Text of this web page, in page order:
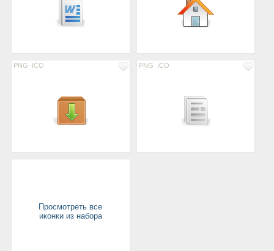
PNG ICO PNG ICO
Просмотреть все
иконки из набора